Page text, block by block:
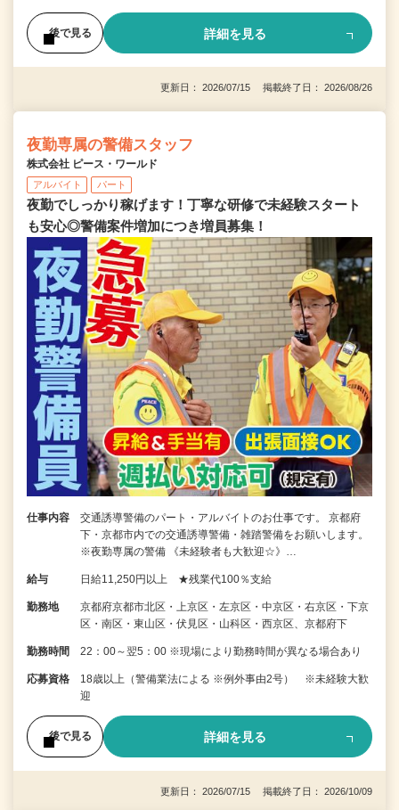
後で見る 詳細を見る
更新日： 2026/07/15 掲載終了日： 2026/08/26
夜勤専属の警備スタッフ
株式会社 ピース・ワールド
アルバイト パート
夜勤でしっかり稼げます！丁寧な研修で未経験スタート
も安心◎警備案件増加につき増員募集！
仕事内容
交通誘導警備のパート・アルバイトのお仕事です。 京都府
下・京都市内での交通誘導警備・雑踏警備をお願いします。
※夜勤専属の警備 《未経験者も大歓迎☆》…
給与 日給11,250円以上 ★残業代100％支給
勤務地
京都府京都市北区・上京区・左京区・中京区・右京区・下京
区・南区・東山区・伏見区・山科区・西京区、京都府下
勤務時間 22：00～翌5：00 ※現場により勤務時間が異なる場合あり
応募資格
18歳以上（警備業法による ※例外事由2号） ※未経験大歓
迎
後で見る 詳細を見る
更新日： 2026/07/15 掲載終了日： 2026/10/09